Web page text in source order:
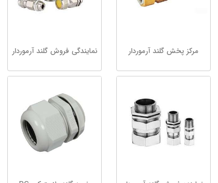
مرکز پخش گلند آرموردار نمایندگی فروش گلند آرموردار